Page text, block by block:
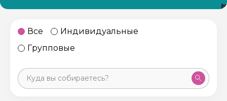
Все
Индивидуальные
Групповые